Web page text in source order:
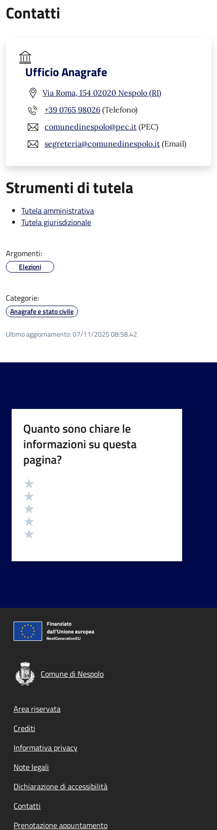
Contatti
Ufficio Anagrafe
Via Roma, 154 02020 Nespolo (RI)
+39 0765 98026 (Telefono)
comunedinespolo@pec.it (PEC)
segreteria@comunedinespolo.it (Email)
Strumenti di tutela
Tutela amministrativa
Tutela giurisdizionale
Argomenti:
Elezioni
Categorie:
Anagrafe e stato civile
Ultimo aggiornamento:07/11/2025 08:58.42
Quanto sono chiare le
informazioni su questa
pagina?
Valutazione
Comune di Nespolo
Footer menu
Area riservata
Crediti
Informativa privacy
Note legali
Dichiarazione di accessibilità
Contatti
Prenotazione appuntamento